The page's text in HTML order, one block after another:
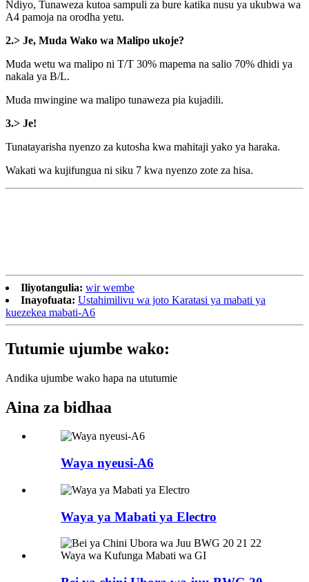
Ndiyo, Tunaweza kutoa sampuli za bure katika nusu ya ukubwa wa
A4 pamoja na orodha yetu.
2.> Je, Muda Wako wa Malipo ukoje?
Muda wetu wa malipo ni T/T 30% mapema na salio 70% dhidi ya
nakala ya B/L.
Muda mwingine wa malipo tunaweza pia kujadili.
3.> Je!
Tunatayarisha nyenzo za kutosha kwa mahitaji yako ya haraka.
Wakati wa kujifungua ni siku 7 kwa nyenzo zote za hisa.
Iliyotangulia: wir wembe
Inayofuata: Ustahimilivu wa joto Karatasi ya mabati ya
kuezekea mabati-A6
Tutumie ujumbe wako:
Andika ujumbe wako hapa na ututumie
Aina za bidhaa
Waya nyeusi-A6
Waya ya Mabati ya Electro